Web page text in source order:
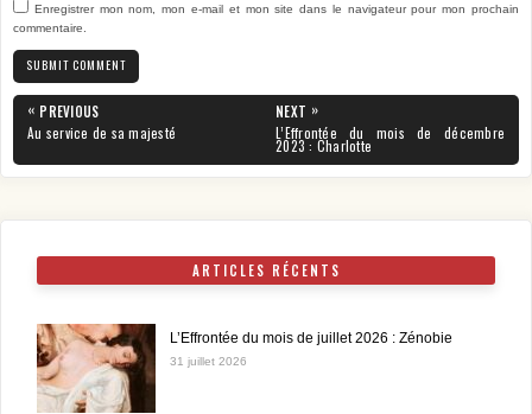
Enregistrer mon nom, mon e-mail et mon site dans le navigateur pour mon prochain
commentaire.
Navigation
de
l’article
« PREVIOUS
PREVIOUS
POST:
Au service de sa majesté
NEXT »
NEXT
POST:
L’Effrontée du mois de décembre
2023 : Charlotte
ARTICLES RÉCENTS
L’Effrontée du mois de juillet 2026 : Zénobie
31 juillet 2026